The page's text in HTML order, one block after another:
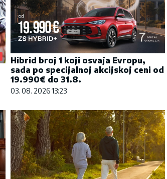
Hibrid broj 1 koji osvaja Evropu,
sada po specijalnoj akcijskoj ceni od
19.990€ do 31.8.
03. 08. 2026 13:23